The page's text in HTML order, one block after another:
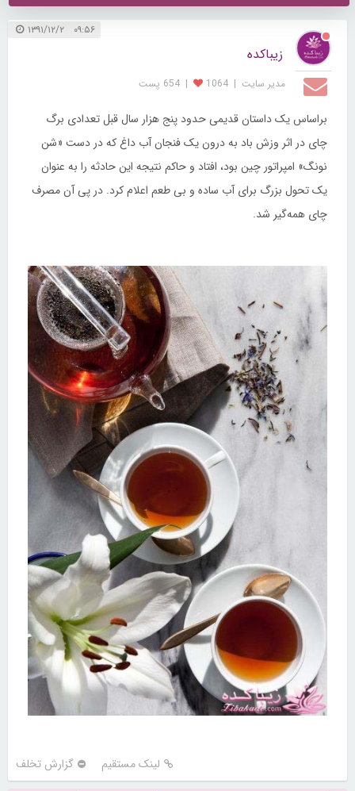
۰۹:۵۶ ۱۳۹۱/۱۲/۲
زیباکده
مدیر سایت |
1064
| 654 پست
براساس یک داستان قدیمی حدود پنج هزار سال قبل تعدادی برگ
چای در اثر وزش باد به درون یک فنجان آب داغ که در دست «شن
نونگ» امپراتور چین بود، افتاد و حاکم نتیجه این حادثه را به عنوان
یک تحول بزرگ برای آب ساده و بی طعم اعلام کرد. در پی آن مصرف
چای همه‌گیر شد.
لینک مستقیم گزارش تخلف